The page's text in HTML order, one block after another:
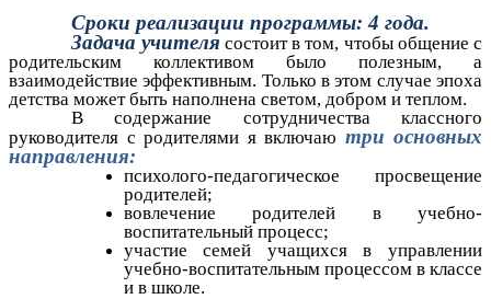
Сроки реализации программы: 4 года.
Задача учителя состоит в том, чтобы общение с
родительским коллективом было полезным, а
взаимодействие эффективным. Только в этом случае эпоха
детства может быть наполнена светом, добром и теплом.
В содержание сотрудничества классного
руководителя с родителями я включаю три основных
направления:
психолого-педагогическое просвещение
родителей;
вовлечение родителей в учебно-
воспитательный процесс;
участие семей учащихся в управлении
учебно-воспитательным процессом в классе
и в школе.